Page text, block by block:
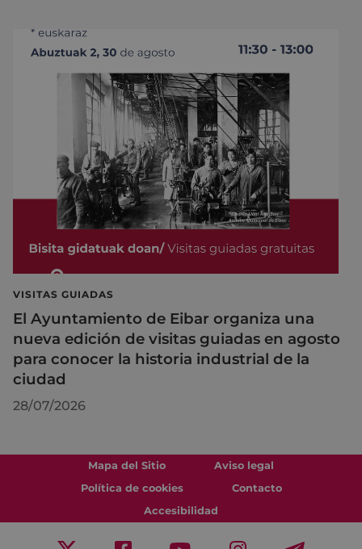
VISITAS GUIADAS
El Ayuntamiento de Eibar organiza una
nueva edición de visitas guiadas en agosto
para conocer la historia industrial de la
ciudad
28/07/2026
Mapa del Sitio
Aviso legal
Política de cookies
Contacto
Accesibilidad